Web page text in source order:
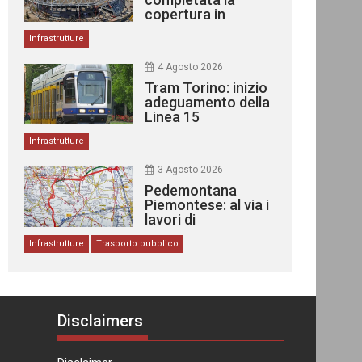
copertura in
Infrastrutture
4 Agosto 2026
Tram Torino: inizio
adeguamento della
Linea 15
Infrastrutture
3 Agosto 2026
Pedemontana
Piemontese: al via i
lavori di
costruzione
Infrastrutture Trasporto pubblico
Disclaimers